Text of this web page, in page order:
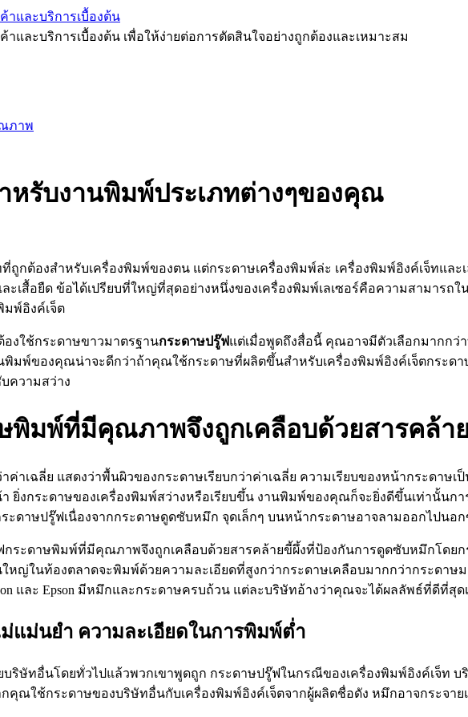
าและบริการเบื้องต้น
และบริการเบื้องต้น เพื่อให้ง่ายต่อการตัดสินใจอย่างถูกต้องและเหมาะสม
ภาพ
หรับงานพิมพ์ประเภทต่างๆของคุณ
ถูกต้องสำหรับเครื่องพิมพ์ของตน แต่กระดาษเครื่องพิมพ์ล่ะ เครื่องพิมพ์อิงค์เจ็ทแล
ะเสื้อยืด ข้อได้เปรียบที่ใหญ่ที่สุดอย่างหนึ่งของเครื่องพิมพ์เลเซอร์คือความสามา
มพ์อิงค์เจ็ต
งใช้กระดาษขาวมาตรฐานกระดาษปรู๊ฟแต่เมื่อพูดถึงสื่อนี้ คุณอาจมีตัวเลือกมากกว่
พิมพ์ของคุณน่าจะดีกว่าถ้าคุณใช้กระดาษที่ผลิตขึ้นสำหรับเครื่องพิมพ์อิงค์เจ็ตกระ
ความสว่าง
พิมพ์ที่มีคุณภาพจึงถูกเคลือบด้วยสารคล้า
ค่าเฉลี่ย แสดงว่าพื้นผิวของกระดาษเรียบกว่าค่าเฉลี่ย ความเรียบของหน้ากระดา
ยิ่งกระดาษของเครื่องพิมพ์สว่างหรือเรียบขึ้น งานพิมพ์ของคุณก็จะยิ่งดีขึ้นเท่านั้น
ดาษปรู๊ฟเนื่องจากกระดาษดูดซับหมึก จุดเล็กๆ บนหน้ากระดาษอาจลามออกไปน
ระดาษพิมพ์ที่มีคุณภาพจึงถูกเคลือบด้วยสารคล้ายขี้ผึ้งที่ป้องกันการดูดซับหมึกโดย
หญ่ในท้องตลาดจะพิมพ์ด้วยความละเอียดที่สูงกว่ากระดาษเคลือบมากกว่ากระดาษ
และ Epson มีหมึกและกระดาษครบถ้วน แต่ละบริษัทอ้างว่าคุณจะได้ผลลัพธ์ที่ดีที่
แม่นยำ ความละเอียดในการพิมพ์ต่ำ
ษัทอื่นโดยทั่วไปแล้วพวกเขาพูดถูก กระดาษปรู๊ฟในกรณีของเครื่องพิมพ์อิงค์เจ็ท
ณใช้กระดาษของบริษัทอื่นกับเครื่องพิมพ์อิงค์เจ็ตจากผู้ผลิตชื่อดัง หมึกอาจกระจาย